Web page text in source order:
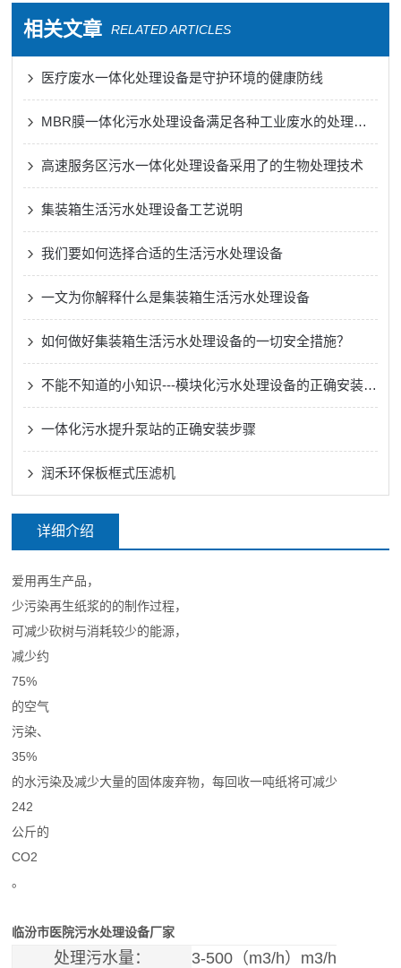
相关文章 RELATED ARTICLES
医疗废水一体化处理设备是守护环境的健康防线
MBR膜一体化污水处理设备满足各种工业废水的处理需求
高速服务区污水一体化处理设备采用了的生物处理技术
集装箱生活污水处理设备工艺说明
我们要如何选择合适的生活污水处理设备
一文为你解释什么是集装箱生活污水处理设备
如何做好集装箱生活污水处理设备的一切安全措施？
不能不知道的小知识---模块化污水处理设备的正确安装方法
一体化污水提升泵站的正确安装步骤
润禾环保板框式压滤机
详细介绍
爱用再生产品，
少污染再生纸浆的的制作过程，
可减少砍树与消耗较少的能源，
减少约
75%
的空气
污染、
35%
的水污染及减少大量的固体废弃物，每回收一吨纸将可减少
242
公斤的
CO2
。
临汾市医院污水处理设备厂家
处理污水量： 3-500（m3/h）m3/h